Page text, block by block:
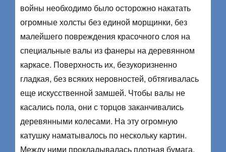
войны необходимо было осторожно накатать
огромные холсты без единой морщинки, без
малейшего повреждения красочного слоя на
специальные валы из фанеры на деревянном
каркасе. Поверхность их, безукоризненно
гладкая, без всяких неровностей, обтягивалась
еще искусственной замшей. Чтобы валы не
касались пола, они с торцов заканчивались
деревянными колесами. На эту огромную
катушку наматывалось по нескольку картин.
Между ними прокладывалась плотная бумага,